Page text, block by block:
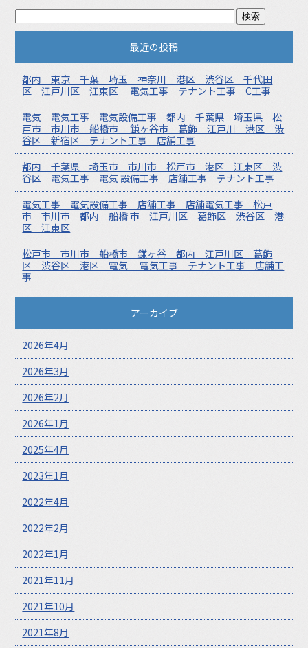
最近の投稿
都内 東京 千葉 埼玉 神奈川 港区 渋谷区 千代田
区 江戸川区 江東区 電気工事 テナント工事 C工事
電気 電気工事 電気設備工事 都内 千葉県 埼玉県 松
戸市 市川市 船橋市 鎌ヶ谷市 葛飾 江戸川 港区 渋
谷区 新宿区 テナント工事 店舗工事
都内 千葉県 埼玉市 市川市 松戸市 港区 江東区 渋
谷区 電気工事 電気 設備工事 店舗工事 テナント工事
電気工事 電気設備工事 店舗工事 店舗電気工事 松戸
市 市川市 都内 船橋 市 江戸川区 葛飾区 渋谷区 港
区 江東区
松戸市 市川市 船橋市 鎌ヶ谷 都内 江戸川区 葛飾
区 渋谷区 港区 電気 電気工事 テナント工事 店舗工
事
アーカイブ
2026年4月
2026年3月
2026年2月
2026年1月
2025年4月
2023年1月
2022年4月
2022年2月
2022年1月
2021年11月
2021年10月
2021年8月